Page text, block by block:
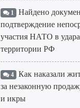
1 Найдено
подтверждение
участия НАТО в
территории РФ
4 Как наказали
за незаконную
и икры